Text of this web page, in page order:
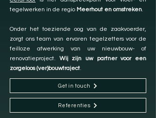
tegelwerken in de regio Meerhout en omstreken.
Onder het toeziende oog van de zaakvoerder,
zorgt ons team van ervaren tegelzetters voor de
feilloze afwerking van uw nieuwbouw- of
renovatieproject. Wij zijn uw partner voor een
zorgeloos (ver)bouwtraject.
Get in touch
Referenties